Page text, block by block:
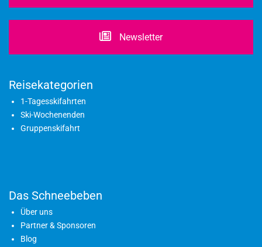
Newsletter
Reisekategorien
1-Tagesskifahrten
Ski-Wochenenden
Gruppenskifahrt
Das Schneebeben
Über uns
Partner & Sponsoren
Blog